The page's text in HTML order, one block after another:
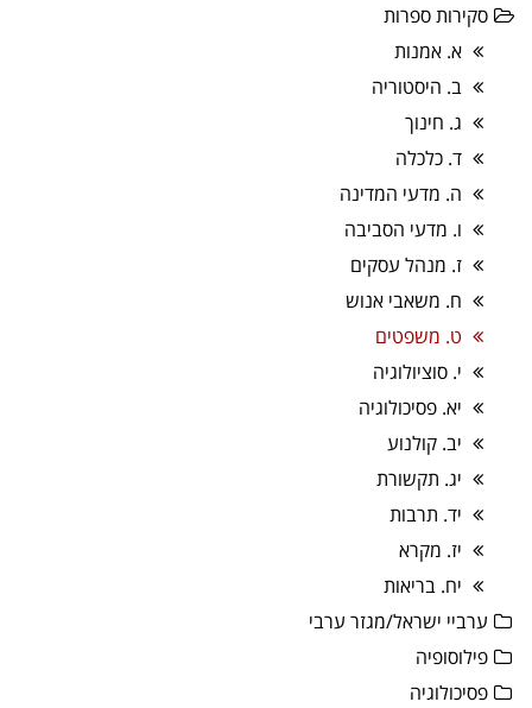
סקירות ספרות
א. אמנות
ב. היסטוריה
ג. חינוך
ד. כלכלה
ה. מדעי המדינה
ו. מדעי הסביבה
ז. מנהל עסקים
ח. משאבי אנוש
ט. משפטים
י. סוציולוגיה
יא. פסיכולוגיה
יב. קולנוע
יג. תקשורת
יד. תרבות
יז. מקרא
יח. בריאות
ערביי ישראל/מגזר ערבי
פילוסופיה
פסיכולוגיה